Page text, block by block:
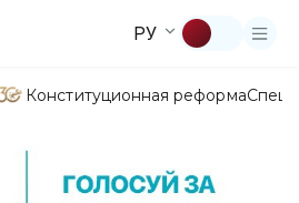
РУ
Конституционная реформа